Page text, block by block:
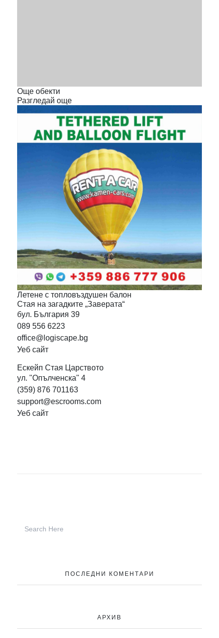
Още обекти
Разгледай още
Летене с топловъздушен балон
Стая на загадките „Заверата“
бул. България 39
089 556 6223
office@logiscape.bg
Уеб сайт
Ескейп Стая Царството
ул. "Опълченска" 4
(359) 876 701163
support@escrooms.com
Уеб сайт
ПОСЛЕДНИ КОМЕНТАРИ
АРХИВ